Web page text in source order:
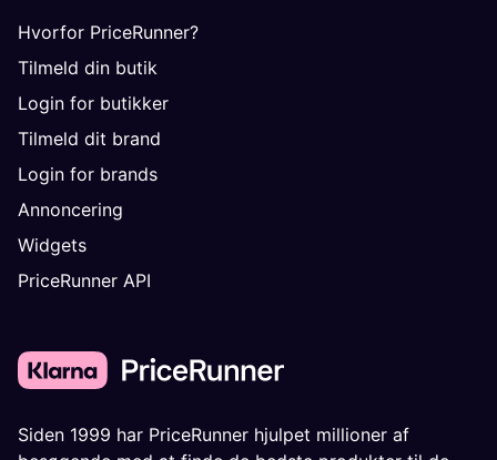
Hvorfor PriceRunner?
Tilmeld din butik
Login for butikker
Tilmeld dit brand
Login for brands
Annoncering
Widgets
PriceRunner API
Siden 1999 har PriceRunner hjulpet millioner af